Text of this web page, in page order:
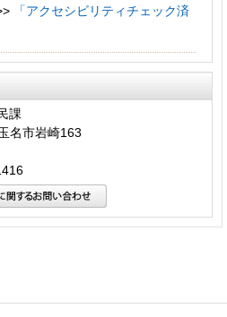
「アクセシビリティチェック済
課
名市岩崎163